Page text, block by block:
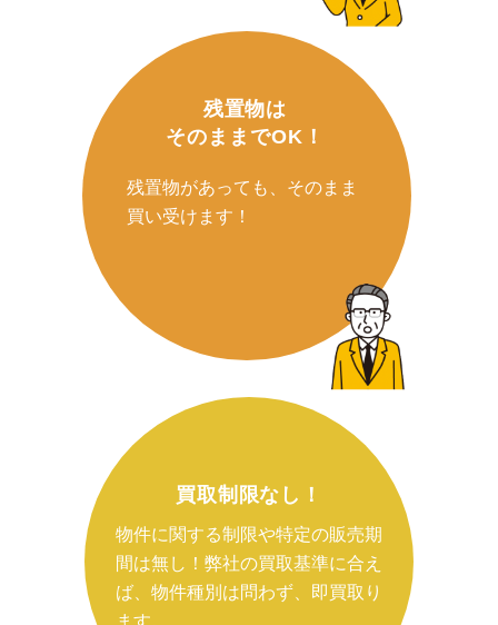
残置物は
そのままでOK！
残置物があっても、そのまま
買い受けます！
買取制限なし！
物件に関する制限や特定の販売期
間は無し！弊社の買取基準に合え
ば、物件種別は問わず、即買取り
ます。